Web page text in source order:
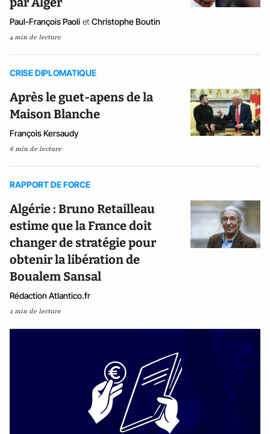
Paul-François Paoli et Christophe Boutin
4 min de lecture
CRISE DIPLOMATIQUE
Après le guet-apens de la
Maison Blanche
François Kersaudy
6 min de lecture
RAPPORT DE FORCE
Algérie : Bruno Retailleau
estime que la France doit
changer de stratégie pour
obtenir la libération de
Boualem Sansal
Rédaction Atlantico.fr
2 min de lecture